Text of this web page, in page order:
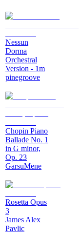
Nessun
Dorma
Orchestral
Version - 1m
pinegroove
Chopin Piano
Ballade No. 1
in G minor,
Op. 23
GarsuMene
Rosetta Opus
3
James Alex
Pavlic